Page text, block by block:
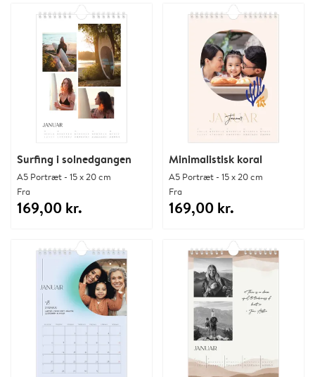
Surfing i solnedgangen
A5 Portræt - 15 x 20 cm
Fra
169,00 kr.
Minimalistisk koral
A5 Portræt - 15 x 20 cm
Fra
169,00 kr.